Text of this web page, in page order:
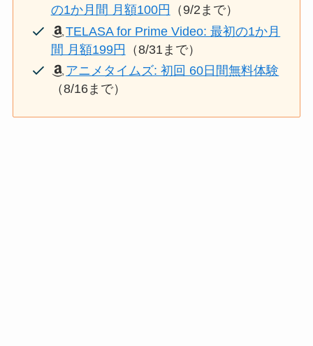
の1か月間 月額100円
（9/2まで）
TELASA for Prime Video: 最初の1か月
間 月額199円 （8/31まで）
アニメタイムズ: 初回 60日間無料体験
（8/16まで）